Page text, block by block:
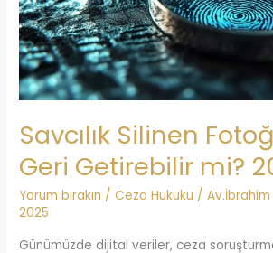
Savcılık Silinen
Geri Getirebilir mi?
Yorum bırakın /Ceza Hukuku /Av.İbrahim
2025
Günümüzde dijital veriler, ceza
mi?
2025